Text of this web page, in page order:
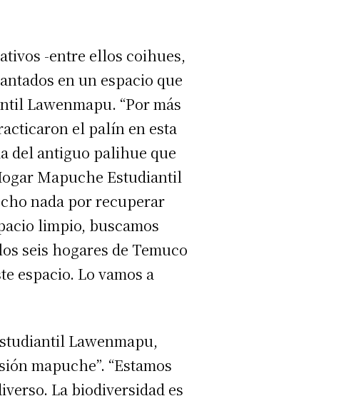
-entre ellos coihues,
en un espacio que
Lawenmapu. “Por más
el palín en esta
del antiguo palihue que
Mapuche Estudiantil
nada por recuperar
limpio, buscamos
seis hogares de Temuco
espacio. Lo vamos a
Lawenmapu,
mapuche”. “Estamos
La biodiversidad es